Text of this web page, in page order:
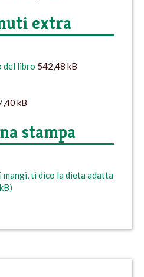
extra
del libro 542,48 kB
kB
stampa
mangi, ti dico la dieta adatta